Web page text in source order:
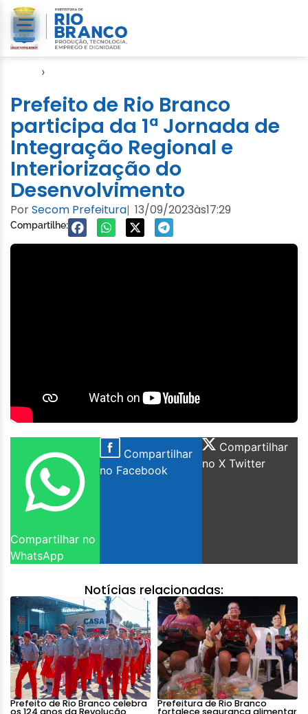
›
Prefeito de Rio Branco
participa da 1ª Jornada de
Integração Regional e
Interiorização do
Desenvolvimento
PorSecom Prefeitura| 13/09/2023às17:29
Compartilhe:
Compartilhar no
WhatsApp
Compartilhar
no Facebook
Compartilhar
no X Twitter
Notícias relacionadas:
Prefeito de Rio Branco celebra
os 124 anos da Revolução
Prefeitura de Rio Branco
fortalece segurança alimentar